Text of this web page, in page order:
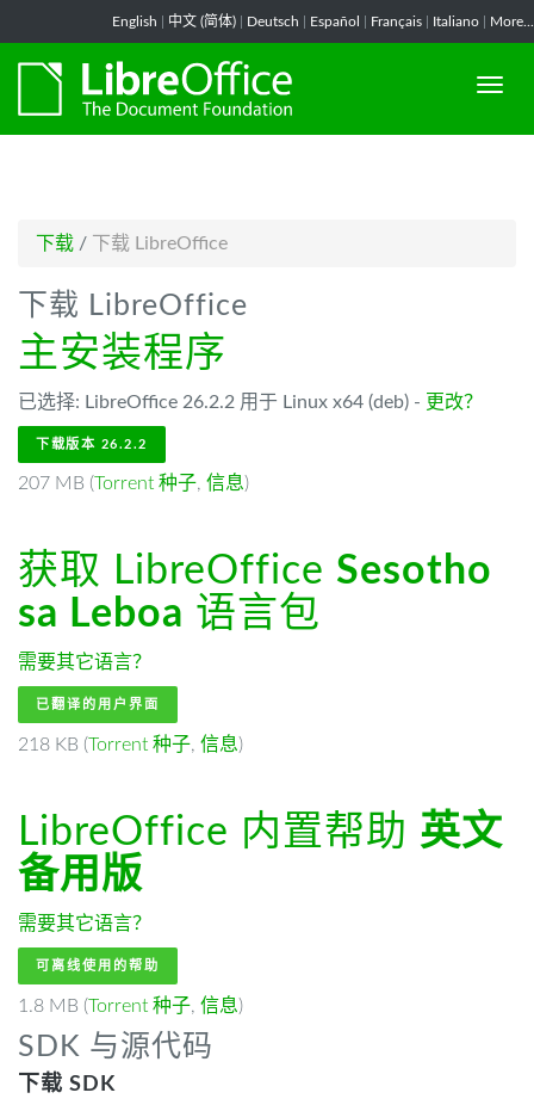
English 中文 (简体) Deutsch Español Français Italiano More...
下载 / 下载 LibreOffice
下载 LibreOffice
主安装程序
已选择: LibreOffice 26.2.2 用于 Linux x64 (deb) - 更改？
下载版本 26.2.2
207 MB (Torrent 种子, 信息)
获取 LibreOffice Sesotho
sa Leboa 语言包
需要其它语言？
已翻译的用户界面
218 KB (Torrent 种子, 信息)
LibreOffice 内置帮助 英文
备用版
需要其它语言？
可离线使用的帮助
1.8 MB (Torrent 种子, 信息)
SDK 与源代码
下载 SDK